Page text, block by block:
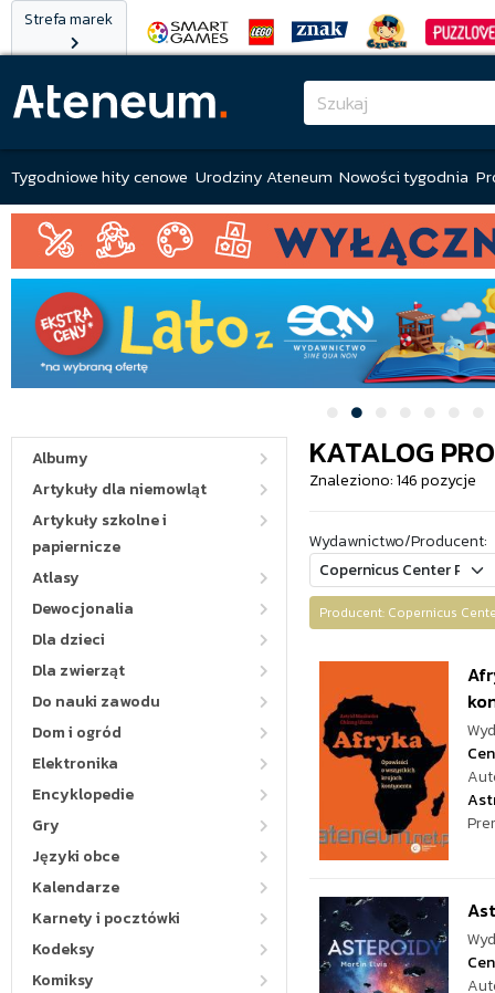
Strefa marek
Tygodniowe hity cenowe Urodziny Ateneum Nowości tygodnia
Albumy
Artykuły dla niemowląt
Artykuły szkolne i
papiernicze
Atlasy
Dewocjonalia
Dla dzieci
Dla zwierząt
Do nauki zawodu
Dom i ogród
Elektronika
Encyklopedie
Gry
Języki obce
Kalendarze
Karnety i pocztówki
Kodeksy
Komiksy
KATALOG
Znaleziono: 146 pozycje
Wydawnictwo/Producent:
Producent: Copernicus